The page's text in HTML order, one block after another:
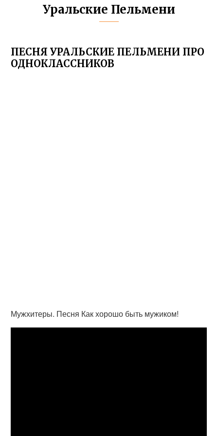
Уральские Пельмени
ПЕСНЯ УРАЛЬСКИЕ ПЕЛЬМЕНИ ПРО
ОДНОКЛАССНИКОВ
Мужхитеры. Песня Как хорошо быть мужиком!